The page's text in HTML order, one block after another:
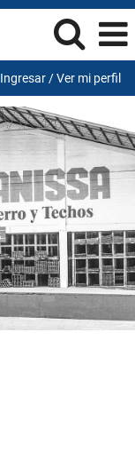
Ingresar / Ver mi perfil